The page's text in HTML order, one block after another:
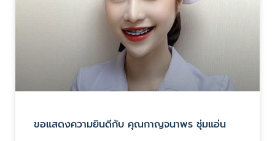
ขอแสดงความยินดีกับ คุณกาญจนาพร ชุ่มแอ่น